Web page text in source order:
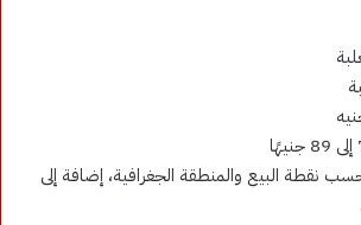
نقطة البيع والمنطقة الجغرافية، إضافة إلى